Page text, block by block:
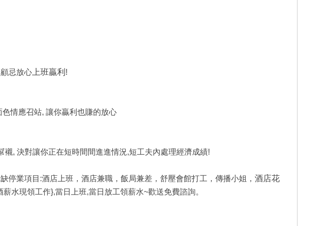
忌放心上班贏利 !
情應召站, 讓你贏利也賺的放心
, 決對讓你正在短時間間進進情況,短工夫內處理經濟成績!
停業項目:酒店上班，酒店兼職，飯局兼差，舒壓會館打工，傳播小姐， 酒店花
水現領工作},當日上班,當日放工領薪水~歡送免費諮詢。